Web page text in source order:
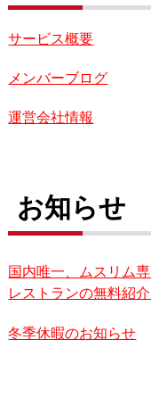
サービス概要
メンバーブログ
運営会社情報
お知らせ
国内唯一、ムスリム
レストランの無料紹
冬季休暇のお知らせ